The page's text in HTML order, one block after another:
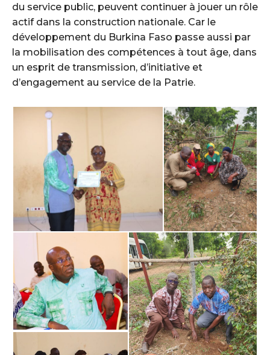
du service public, peuvent continuer à jouer un rôle
actif dans la construction nationale. Car le
développement du Burkina Faso passe aussi par
la mobilisation des compétences à tout âge, dans
un esprit de transmission, d’initiative et
d’engagement au service de la Patrie.